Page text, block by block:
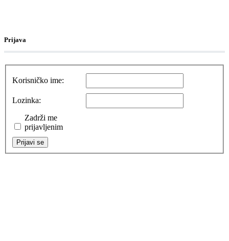
Prijava
Korisničko ime:
Lozinka:
Zadrži me
prijavljenim
Prijavi se